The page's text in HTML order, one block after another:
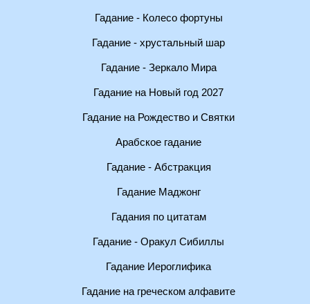
Гадание - Колесо фортуны
Гадание - хрустальный шар
Гадание - Зеркало Мира
Гадание на Новый год 2027
Гадание на Рождество и Святки
Арабское гадание
Гадание - Абстракция
Гадание Маджонг
Гадания по цитатам
Гадание - Оракул Сибиллы
Гадание Иероглифика
Гадание на греческом алфавите